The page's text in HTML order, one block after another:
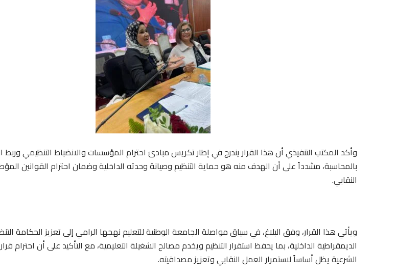
وأكد المكتب التنفيذي أن هذا القرار يندرج في إطار تكريس مبادئ احترام المؤسسات والانضباط التنظيمي وربط
بالمحاسبة، مشدداً على أن الهدف منه هو حماية التنظيم وصيانة وحدته الداخلية وضمان احترام القوانين
النقابي.
ويأتي هذا القرار، وفق البلاغ، في سياق مواصلة الجامعة الوطنية للتعليم نهجها الرامي إلى تعزيز الحكامة
الديمقراطية الداخلية، بما يحفظ استقرار التنظيم ويخدم مصالح الشغيلة التعليمية، مع التأكيد على أن احترام
الشرعية يظل أساساً لاستمرار العمل النقابي وتعزيز مصداقيته.